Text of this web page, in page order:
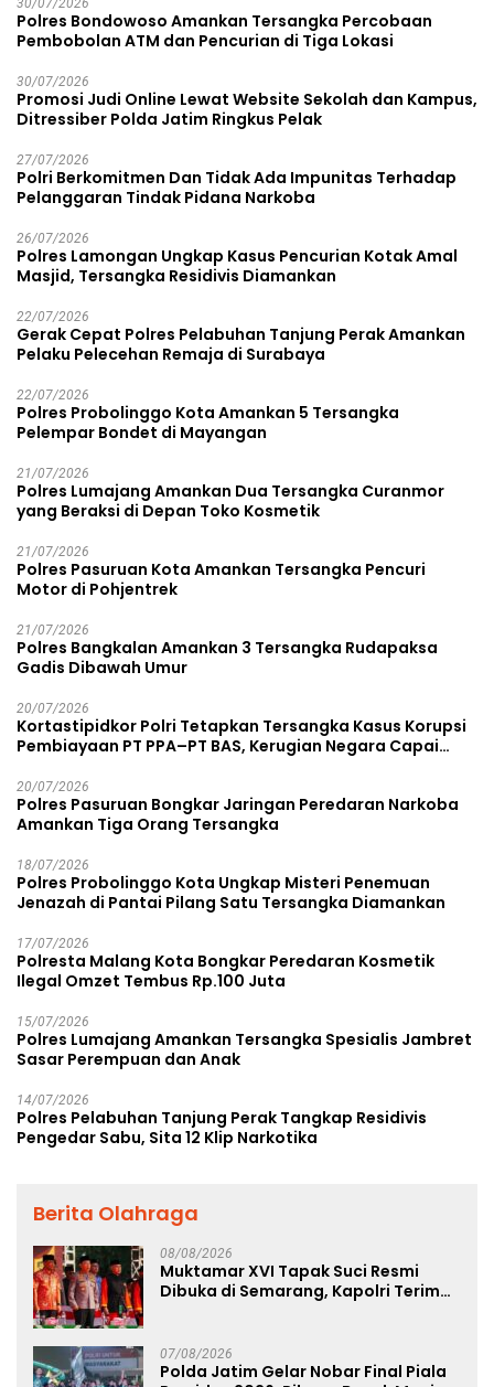
30/07/2026
Polres Bondowoso Amankan Tersangka Percobaan
Pembobolan ATM dan Pencurian di Tiga Lokasi
30/07/2026
Promosi Judi Online Lewat Website Sekolah dan Kampus,
Ditressiber Polda Jatim Ringkus Pelak
27/07/2026
Polri Berkomitmen Dan Tidak Ada Impunitas Terhadap
Pelanggaran Tindak Pidana Narkoba
26/07/2026
Polres Lamongan Ungkap Kasus Pencurian Kotak Amal
Masjid, Tersangka Residivis Diamankan
22/07/2026
Gerak Cepat Polres Pelabuhan Tanjung Perak Amankan
Pelaku Pelecehan Remaja di Surabaya
22/07/2026
Polres Probolinggo Kota Amankan 5 Tersangka
Pelempar Bondet di Mayangan
21/07/2026
Polres Lumajang Amankan Dua Tersangka Curanmor
yang Beraksi di Depan Toko Kosmetik
21/07/2026
Polres Pasuruan Kota Amankan Tersangka Pencuri
Motor di Pohjentrek
21/07/2026
Polres Bangkalan Amankan 3 Tersangka Rudapaksa
Gadis Dibawah Umur
20/07/2026
Kortastipidkor Polri Tetapkan Tersangka Kasus Korupsi
Pembiayaan PT PPA–PT BAS, Kerugian Negara Capai
20/07/2026
Polres Pasuruan Bongkar Jaringan Peredaran Narkoba
Amankan Tiga Orang Tersangka
18/07/2026
Polres Probolinggo Kota Ungkap Misteri Penemuan
Jenazah di Pantai Pilang Satu Tersangka Diamankan
17/07/2026
Polresta Malang Kota Bongkar Peredaran Kosmetik
Ilegal Omzet Tembus Rp.100 Juta
15/07/2026
Polres Lumajang Amankan Tersangka Spesialis Jambret
Sasar Perempuan dan Anak
14/07/2026
Polres Pelabuhan Tanjung Perak Tangkap Residivis
Pengedar Sabu, Sita 12 Klip Narkotika
Berita Olahraga
08/08/2026
Muktamar XVI Tapak Suci Resmi
Dibuka di Semarang, Kapolri Terima
07/08/2026
Polda Jatim Gelar Nobar Final Piala